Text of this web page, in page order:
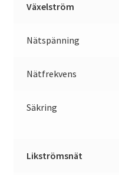
Växelström
Nätspänning
Nätfrekvens
Säkring
Likströmsnät